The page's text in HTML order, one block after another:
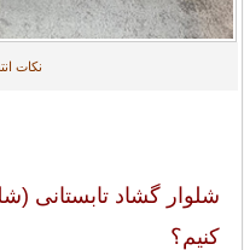
نکات
شلوار گشاد تابستانی
کنیم؟